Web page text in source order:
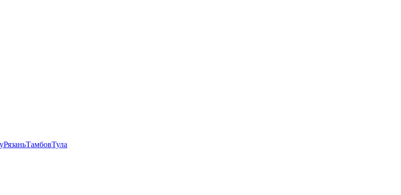
РязаньТамбовТула